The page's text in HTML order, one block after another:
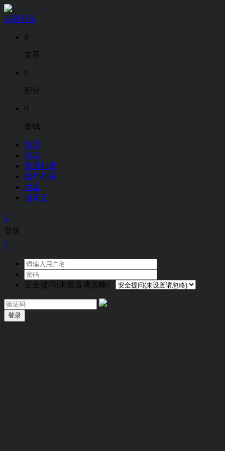
立即登录
0
文章
0
积分
0
金钱
首页
论坛
普通列表
图片列表
搜索
自定义

登录

安全提问(未设置请忽略)
登录